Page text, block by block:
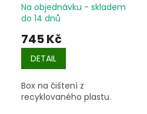
Na objednávku - skladem
do 14 dnů
745 Kč
DETAIL
Box na čištení z
recyklovaného plastu.